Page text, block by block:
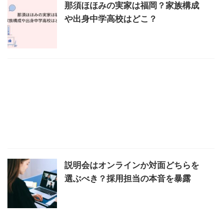
那須ほほみの実家は福岡？家族構成
や出身中学高校はどこ？
説明会はオンラインか対面どちらを
選ぶべき？採用担当の本音を暴露